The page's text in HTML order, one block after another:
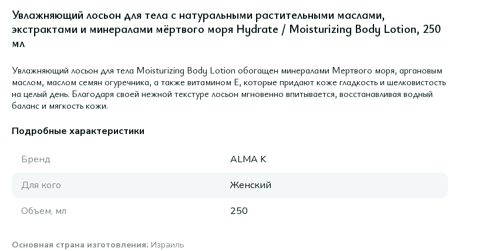
Увлажняющий лосьон для тела с натуральными растительными маслами,
экстрактами и минералами мёртвого моря Hydrate / Moisturizing Body Lotion, 250
мл
Увлажняющий лосьон для тела Moisturizing Body Lotion обогащен минералами Мертвого моря, аргановым
маслом, маслом семян огуречника, а также витамином Е, которые придают коже гладкость и шелковистость
на целый день. Благодаря своей нежной текстуре лосьон мгновенно впитывается, восстанавливая водный
баланс и мягкость кожи.
Подробные характеристики
Бренд
ALMA K
Для кого
Женский
Объем, мл
250
Основная страна изготовления: Израиль